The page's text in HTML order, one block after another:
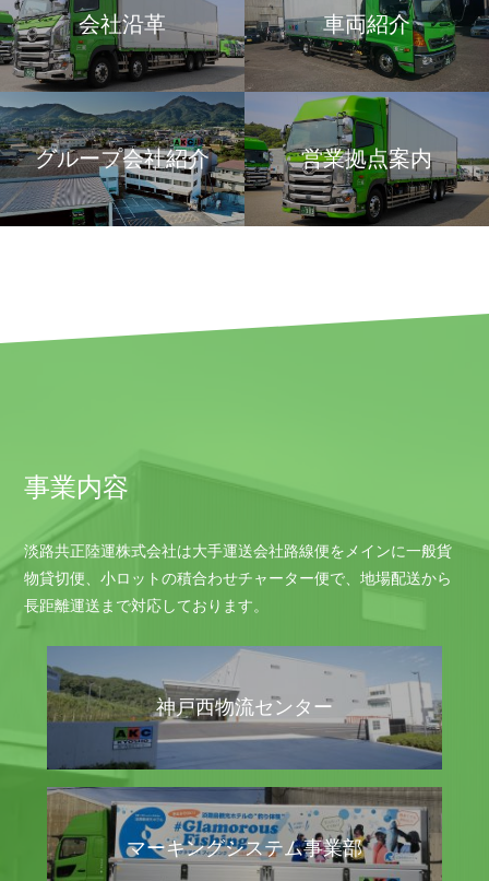
会社沿革 車両紹介
グループ会社紹介 営業拠点案内
事業内容
淡路共正陸運株式会社は大手運送会社路線便をメインに一般貨
物貸切便、小ロットの積合わせチャーター便で、地場配送から
長距離運送まで対応しております。
神戸西物流センター
マーキングシステム事業部